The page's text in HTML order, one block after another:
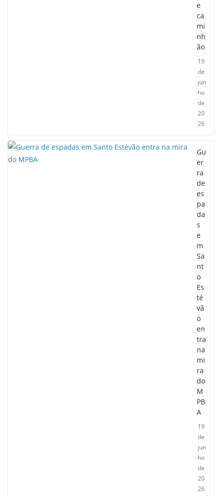
e
ca
mi
nh
ão
19
de
jun
ho
de
20
26
Gu
er
ra
de
es
pa
da
s
e
m
Sa
nt
o
Es
té
vã
o
en
tra
na
mi
ra
do
M
PB
A
19
de
jun
ho
de
20
26